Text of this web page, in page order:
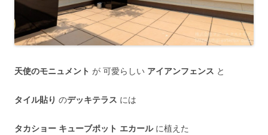
天使のモニュメント が 可愛らしい アイアンフェンス と
タイル貼り のデッキテラス には
タカショー キューブポット エカールに植えた